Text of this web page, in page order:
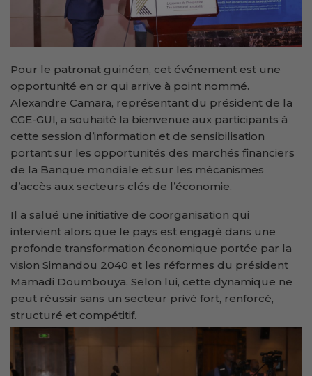
Pour le patronat guinéen, cet événement est une
opportunité en or qui arrive à point nommé.
Alexandre Camara, représentant du président de la
CGE-GUI, a souhaité la bienvenue aux participants à
cette session d’information et de sensibilisation
portant sur les opportunités des marchés financiers
de la Banque mondiale et sur les mécanismes
d’accès aux secteurs clés de l’économie.
Il a salué une initiative de coorganisation qui
intervient alors que le pays est engagé dans une
profonde transformation économique portée par la
vision Simandou 2040 et les réformes du président
Mamadi Doumbouya. Selon lui, cette dynamique ne
peut réussir sans un secteur privé fort, renforcé,
structuré et compétitif.